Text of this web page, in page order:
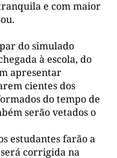
e com maior
do simulado
à escola, do
apresentar
cientes dos
do tempo de
serão vetados o
estudantes farão a
corrigida na